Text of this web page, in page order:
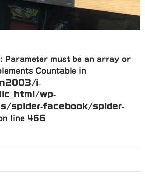
Parameter must be an array or
Countable in
i-
wp-
spider-facebook/spider-
line 466